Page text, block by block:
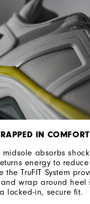
IN COMFORT
midsole absorbs
energy to
the TruFIT System
wrap around heel
a locked-in, secure fit.